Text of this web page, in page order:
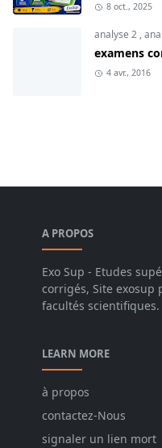
8 oct., 2025
analyse 2,
examens
4 avr., 2016
A PROPOS
Exo Sup - Etudes
corrigés, Site exosup
facultés scientifiques.
LEARN MORE
à propos
contactez-Nous
signaler un lien mort